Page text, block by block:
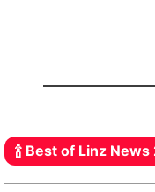
🍾 Best of Linz